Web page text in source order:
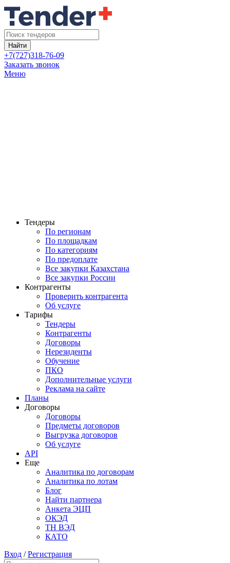
Найти
+7(727)318-76-09
Заказать звонок
Меню
Тендеры
По регионам
По площадкам
По категориям
По предоплате
Все закупки Казахстана
Все закупки России
Контрагенты
Проверить контрагента
Об услуге
Тарифы
Тендеры
Контрагенты
Договоры
Нерезиденты
Обучение
ПКО
Дополнительные услуги
Реклама на сайте
Планы
Договоры
Договоры
Предметы договоров
Выгрузка договоров
Об услуге
API
Еще
Аналитика по договорам
Аналитика по лотам
Блог
Найти партнера
Анкета ЭЦП
ОКЭД
ТН ВЭД
КАТО
Вход /Регистрация